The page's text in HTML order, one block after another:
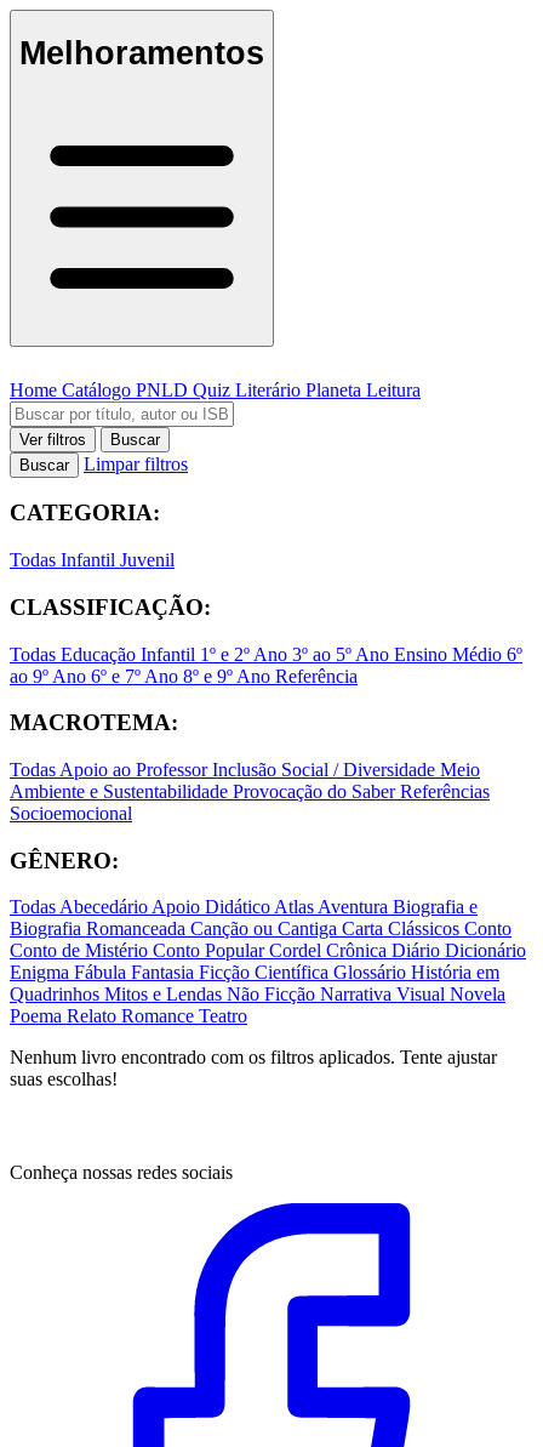
Melhoramentos
Home Catálogo PNLD Quiz Literário Planeta Leitura
Ver filtros
Buscar
Buscar
Limpar filtros
CATEGORIA:
Todas Infantil Juvenil
CLASSIFICAÇÃO:
Todas Educação Infantil 1º e 2º Ano 3º ao 5º Ano Ensino Médio 6º
ao 9º Ano 6º e 7º Ano 8º e 9º Ano Referência
MACROTEMA:
Todas Apoio ao ProfessorInclusão Social / Diversidade Meio
Ambiente e Sustentabilidade Provocação do SaberReferências
Socioemocional
GÊNERO:
TodasAbecedárioApoio DidáticoAtlasAventura Biografia e
Biografia Romanceada Canção ou Cantiga Carta Clássicos Conto
Conto de Mistério Conto PopularCordel Crônica Diário Dicionário
Enigma Fábula Fantasia Ficção Científica Glossário História em
Quadrinhos Mitos e Lendas Não Ficção Narrativa Visual Novela
Poema Relato Romance Teatro
Nenhum livro encontrado com os filtros aplicados. Tente ajustar
suas escolhas!
Conheça nossas redes sociais